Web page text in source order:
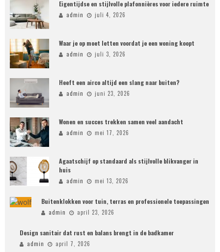
Eigentijdse en stijlvolle plafonnières voor iedere ruimte
admin juli 4, 2026
Waar je op moet letten voordat je een woning koopt
admin juli 3, 2026
Heeft een airco altijd een slang naar buiten?
admin juni 23, 2026
Wonen en succes trekken samen veel aandacht
admin mei 17, 2026
Agaatschijf op standaard als stijlvolle blikvanger in
huis
admin mei 13, 2026
Buitenklokken voor tuin, terras en professionele toepassingen
admin april 23, 2026
Design sanitair dat rust en balans brengt in de badkamer
admin april 7, 2026